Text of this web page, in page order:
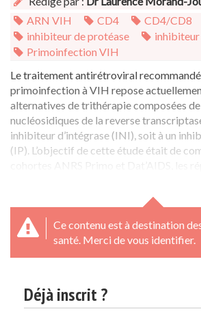
ARN VIH
CD4 CD4/CD8
inhibiteur de protéase
inhibiteur
Primoinfection VIH
Le traitement antirétroviral
primoinfection à VIH repose
alternatives de trithérapie composées
nucléosidiques de la reverse
inhibiteur d’intégrase (INI), soit à un
(IP). L’objectif de cette étude était de
Ce contenu est à destination
santé. Merci de vous identifier.
Déjà inscrit ?